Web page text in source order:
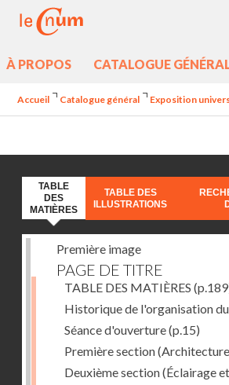
À PROPOS CATALOGUE
Accueil Catalogue général Exposition
TABLE
DES
MATIÈRES
TABLE DES
ILLUSTRATIONS
Première image
PAGE DE TITRE
TABLE DES MATIÈRES
Historique de l'organisation
Séance d'ouverture(p.15)
Première section
Deuxième section (Éclairage